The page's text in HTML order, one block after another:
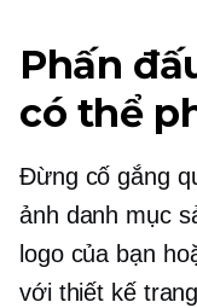
Phấn
có thể
Đừng cố gắng
ảnh danh mục
logo của bạn
với thiết kế